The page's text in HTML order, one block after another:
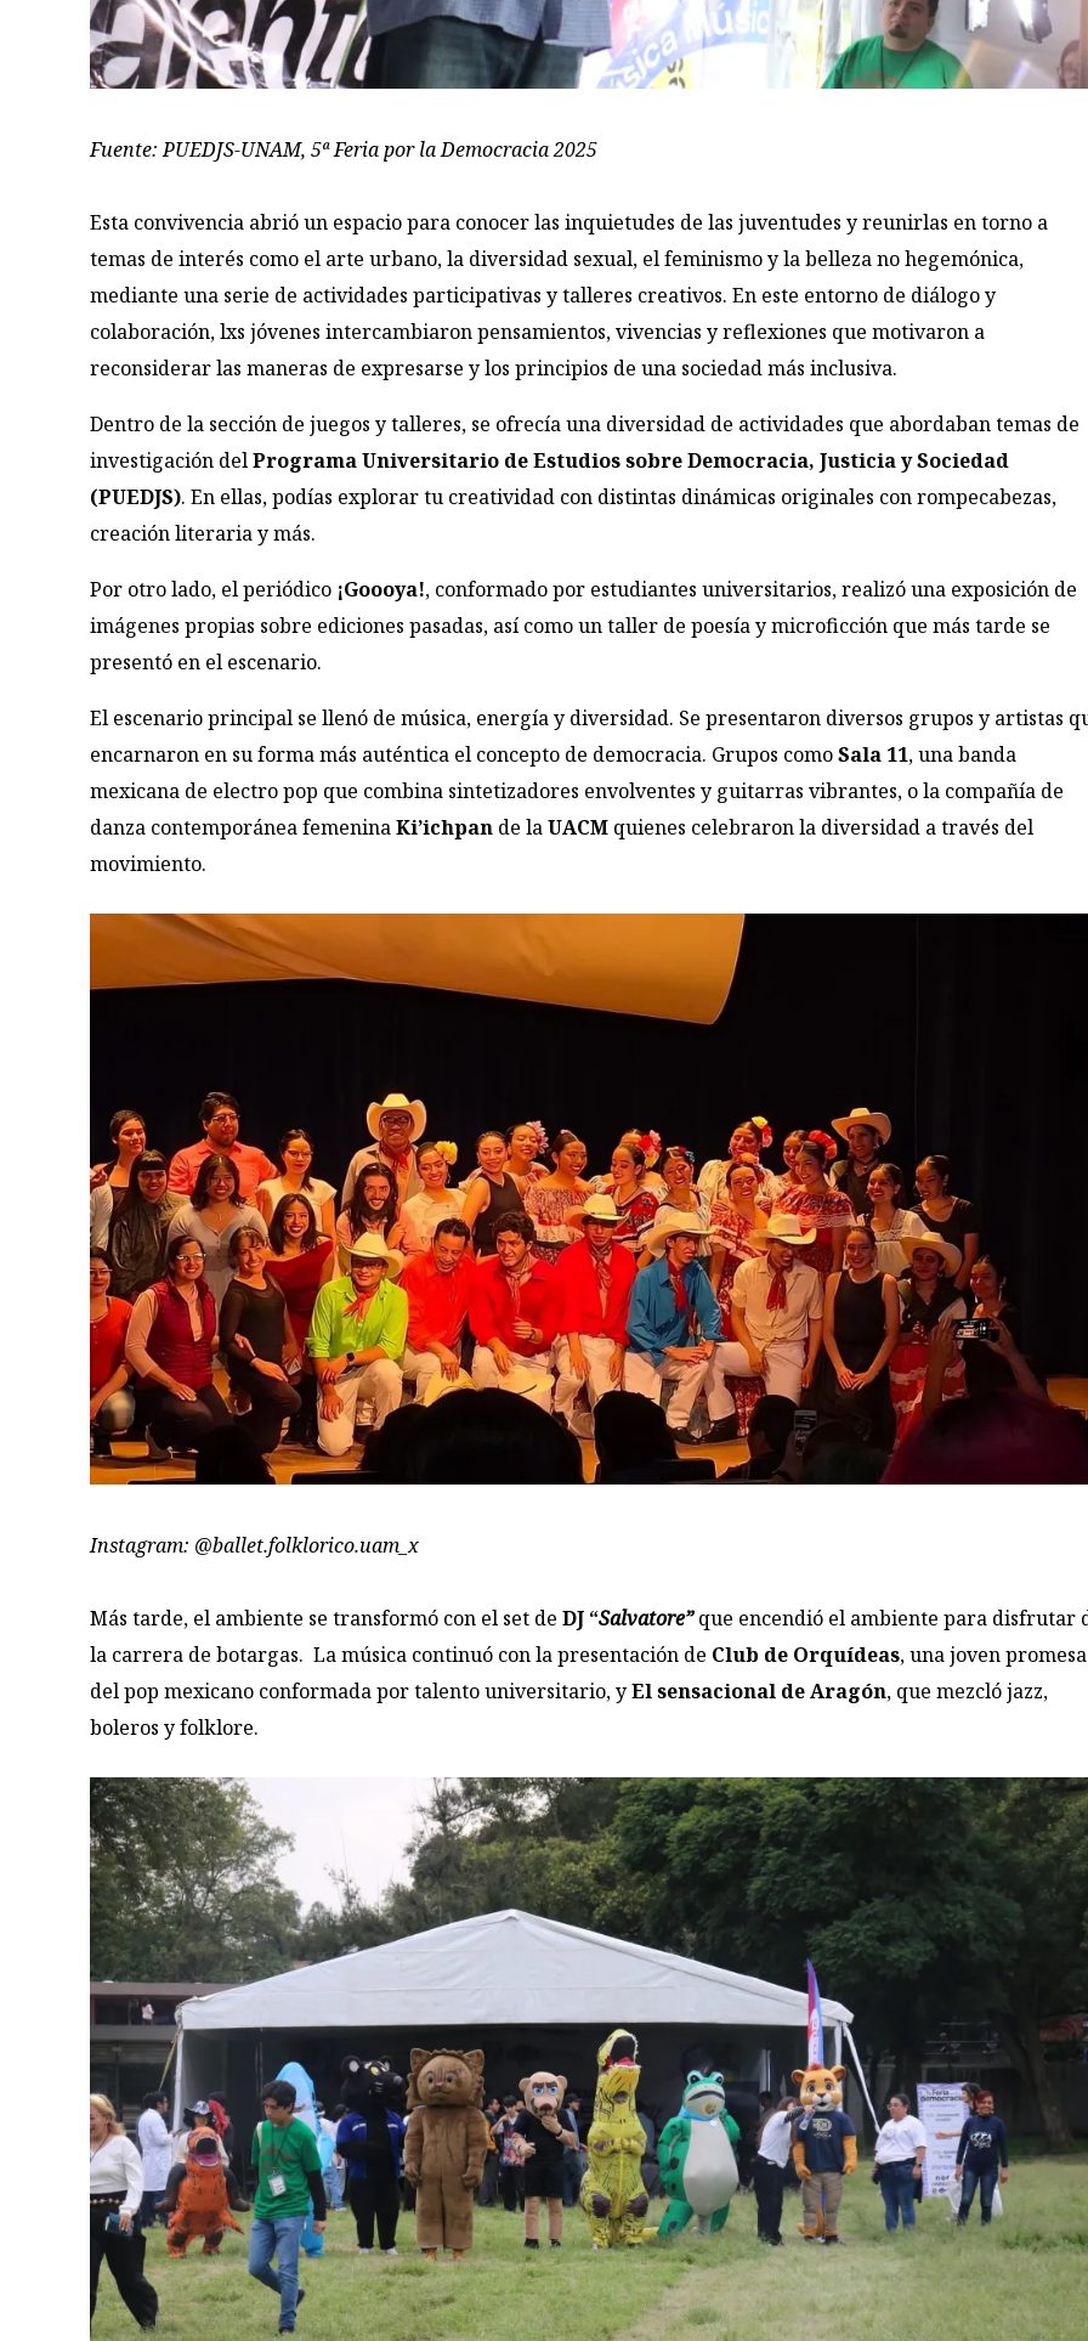
Fuente: PUEDJS-UNAM, 5ª Feria por la Democracia 2025
Esta convivencia abrió un espacio para conocer las inquietudes de las juventudes y reunirlas en torno a
temas de interés como el arte urbano, la diversidad sexual, el feminismo y la belleza no hegemónica,
mediante una serie de actividades participativas y talleres creativos. En este entorno de diálogo y
colaboración, lxs jóvenes intercambiaron pensamientos, vivencias y reflexiones que motivaron a
reconsiderar las maneras de expresarse y los principios de una sociedad más inclusiva.
Dentro de la sección de juegos y talleres, se ofrecía una diversidad de actividades que abordaban temas de
investigación delPrograma Universitario de Estudios sobre Democracia, Justicia y Sociedad
(PUEDJS). En ellas, podías explorar tu creatividad con distintas dinámicas originales con rompecabezas,
creación literaria y más.
Por otro lado, el periódico ¡Goooya!, conformado por estudiantes universitarios, realizó una exposición de
imágenes propias sobre ediciones pasadas, así como un taller de poesía y microficción que más tarde se
presentó en el escenario.
El escenario principal se llenó de música, energía y diversidad. Se presentaron diversos grupos y artistas
encarnaron en su forma más auténtica el concepto de democracia. Grupos comoSala 11, una banda
mexicana de electro pop que combina sintetizadores envolventes y guitarras vibrantes, o la compañía de
danza contemporánea femeninaKi’ichpan de laUACM quienes celebraron la diversidad a través del
movimiento.
Instagram: @ballet.folklorico.uam_x
Más tarde, el ambiente se transformó con el set deDJ “Salvatore”que encendió el ambiente para disfrutar
la carrera de botargas. La música continuó con la presentación de Club de Orquídeas, una joven promesa
del pop mexicano conformada por talento universitario, yEl sensacional de Aragón, que mezcló jazz,
boleros y folklore.